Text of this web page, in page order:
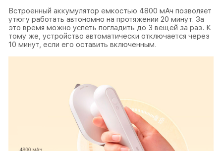
Встроенный аккумулятор емкостью 4800 мАч позволяет
утюгу работать автономно на протяжении 20 минут. За
это время можно успеть погладить до 3 вещей за раз. К
тому же, устройство автоматически отключается через
10 минут, если его оставить включенным.